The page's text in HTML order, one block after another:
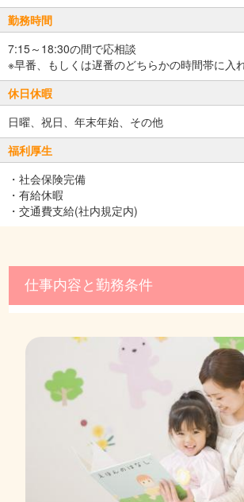
勤務時間
7:15～18:30の間で応相談
※早番、もしくは遅番のどちらかの時間帯に入
休日休暇
日曜、祝日、年末年始、その他
福利厚生
・社会保険完備
・有給休暇
・交通費支給(社内規定内)
仕事内容と勤務条件